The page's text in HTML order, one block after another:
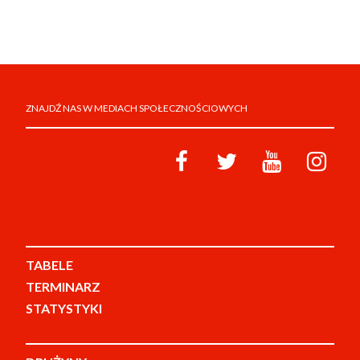
ZNAJDŹ NAS W MEDIACH SPOŁECZNOŚCIOWYCH
TABELE
TERMINARZ
STATYSTYKI